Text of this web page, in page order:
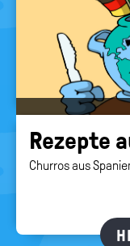
Re­zep­te
Churros aus